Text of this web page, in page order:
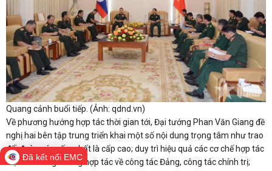
Quang cảnh buổi tiếp. (Ảnh: qdnd.vn)
Về phương hướng hợp tác thời gian tới, Đại tướng Phan Văn Giang đề
nghị hai bên tập trung triển khai một số nội dung trọng tâm như trao
đổi đoàn các cấp, nhất là cấp cao; duy trì hiệu quả các cơ chế hợp tác
hiện có. Tăng cường hợp tác về công tác Đảng, công tác chính trị;
Đã kết nối EMC